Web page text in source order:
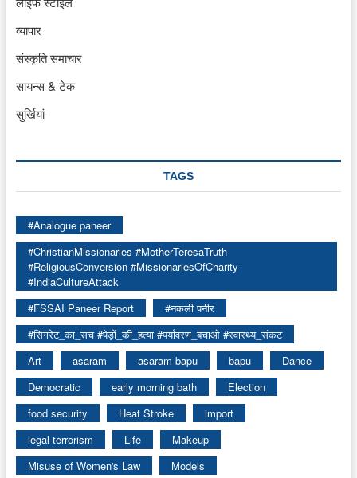
व्यापार
संस्कृति समाचार
सायन्स & टेक
सुर्खियां
TAGS
#Analogue paneer
#ChristianMissionaries #MotherTeresaTruth
#ReligiousConversion #MissionariesOfCharity
#IndiaCultureAttack
#FSSAI Paneer Report
#नकली पनीर
#सिगरेट_का_सच #पेड़ों_की_हत्या #पर्यावरण_बचाओ #स्वास्थ्य_संकट
Art
asaram asaram bapu bapu
Dance
Democratic
early morning bath
Election
food security
Heat Stroke
import
legal terrorism
Life
Makeup
Misuse of Women's Law
Models